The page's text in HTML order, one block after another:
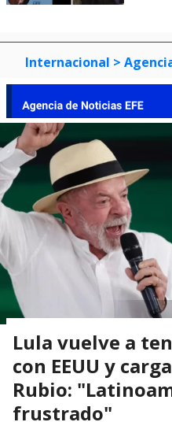
Internacional >
Lula vuelve a
con EEUU y
Rubio:
frustrado"